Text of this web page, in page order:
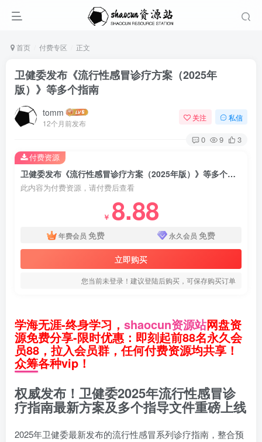
首页 付费专区 正文
卫健委发布《流行性感冒诊疗方案（2025年
版）》等多个指南
tomm
12个月前发布
关注 私信
0 9 3
卫健委发布《流行性感冒诊疗方案（2025年版）》等多个指南
此内容为付费资源，请付费后查看
￥ 8.88
年费会员 免费 永久会员 免费
立即购买
您当前未登录！建议登陆后购买，可保存购买订单
付费资源
学海无涯-终身学习， shaocun资源站网盘资
源免费分享-限时优惠：即刻起前88名永久会
员88，拉入会员群，任何付费资源均共享！
众筹各种vip！
权威发布！卫健委2025年流行性感冒诊
疗指南最新方案及多个指导文件重磅上线
2025年卫健委最新发布的流行性感冒系列诊疗指南，整合预